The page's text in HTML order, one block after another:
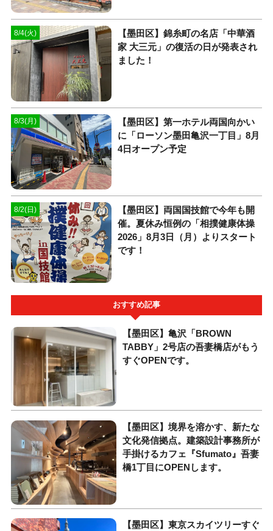
8/4(火)
【墨田区】錦糸町の名店「中華酒
家 大三元」の復活の日が発表され
ました！
8/3(月)
【墨田区】第一ホテル両国向かい
に「ローソン墨田亀沢一丁目」8月
4日オープン予定
8/2(日)
【墨田区】両国国技館で今年も開
催。夏休み恒例の「相撲健康体操
2026」8月3日（月）よりスタート
です！
おすすめ記事
【墨田区】亀沢「BROWN
TABBY」2号店の吾妻橋店がもう
すぐOPENです。
【墨田区】境界を溶かす、新たな
文化発信拠点。建築設計事務所が
手掛けるカフェ『Sfumato』吾妻
橋1丁目にOPENします。
【墨田区】東京スカイツリーすぐ